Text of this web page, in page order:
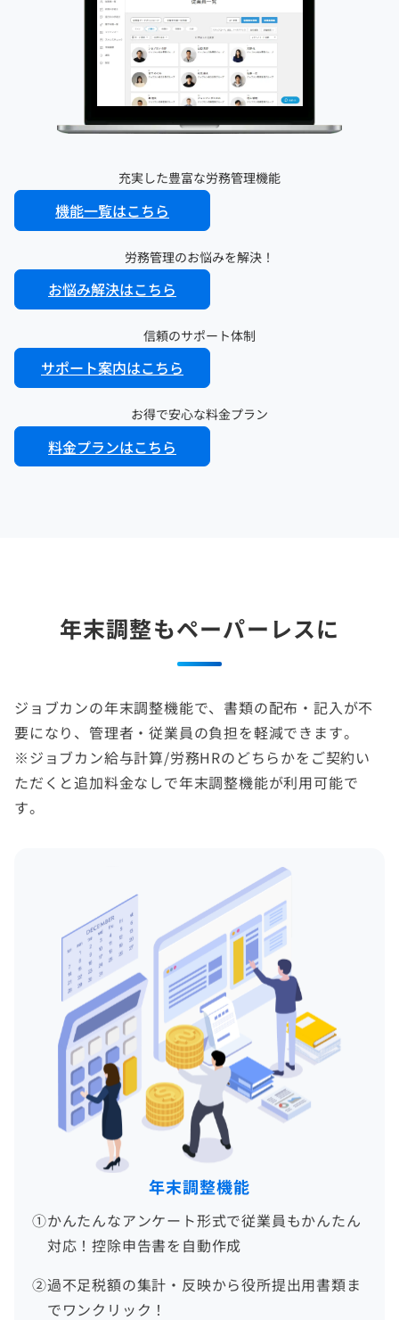
充実した豊富な労務管理機能
機能一覧はこちら
労務管理のお悩みを解決！
お悩み解決はこちら
信頼のサポート体制
サポート案内はこちら
お得で安心な料金プラン
料金プランはこちら
年末調整もペーパーレスに
ジョブカンの年末調整機能で、書類の配布・記入が不
要になり、管理者・従業員の負担を軽減できます。
※ジョブカン給与計算/労務HRのどちらかをご契約い
ただくと追加料金なしで年末調整機能が利用可能で
す。
年末調整機能
①かんたんなアンケート形式で従業員もかんたん
対応！控除申告書を自動作成
②過不足税額の集計・反映から役所提出用書類ま
でワンクリック！